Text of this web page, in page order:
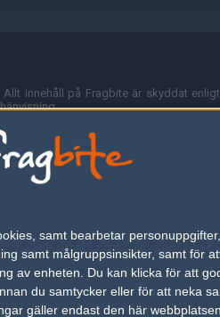
samt bearbetar
samt målgruppsinsikter, samt för
av enheten. Du kan klicka för att
du samtycker eller för att neka
gäller endast den här
Allt innehåll på Fragbite är skyddat
på Fragbite representerar varje enskild
design av Fredric Bohlin. För frågor
för att spara användarspecifik
för att föra statistik. För att slippa
här textraden finns här på grund av